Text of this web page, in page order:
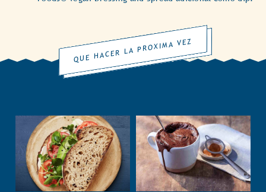
QUE HACER LA PROXIMA VEZ